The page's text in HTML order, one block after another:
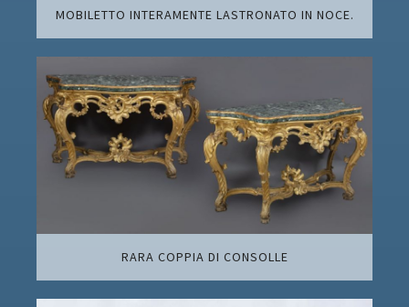
MOBILETTO INTERAMENTE LASTRONATO IN NOCE.
RARA COPPIA DI CONSOLLE